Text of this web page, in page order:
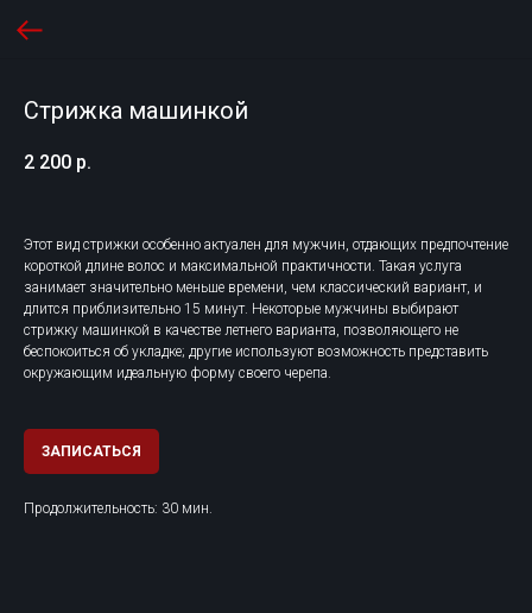
Стрижка машинкой
2 200 р.
Этот вид стрижки особенно актуален для мужчин, отдающих предпочтение
короткой длине волос и максимальной практичности. Такая услуга
занимает значительно меньше времени, чем классический вариант, и
длится приблизительно 15 минут. Некоторые мужчины выбирают
стрижку машинкой в качестве летнего варианта, позволяющего не
беспокоиться об укладке; другие используют возможность представить
окружающим идеальную форму своего черепа.
ЗАПИСАТЬСЯ
Продолжительность: 30 мин.